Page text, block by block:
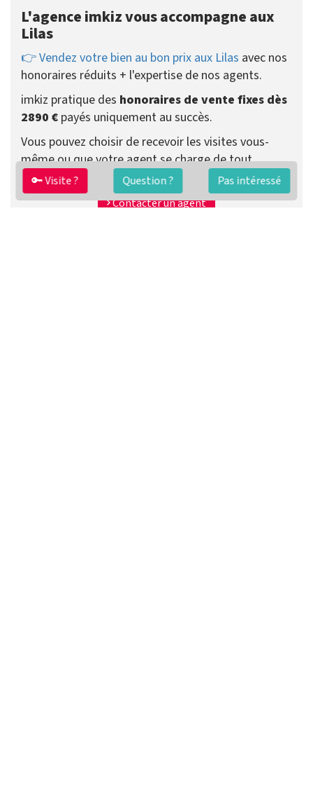
🔑 Visite ? Question ? Pas intéressé
L'agence imkiz vous accompagne aux
Lilas
👉 Vendez votre bien au bon prix aux Lilas avec nos
honoraires réduits + l'expertise de nos agents.
imkiz pratique des honoraires de vente fixes dès
2890 € payés uniquement au succès.
Vous pouvez choisir de recevoir les visites vous-
même ou que votre agent se charge de tout.
Préparer ma vente
Contacter un agent